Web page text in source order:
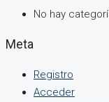
No hay
Meta
Registro
Acceder